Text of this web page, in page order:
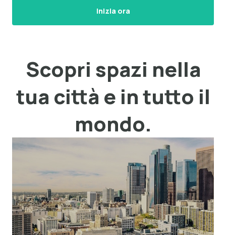
Inizia ora
Scopri spazi nella
tua città e in tutto il
mondo.